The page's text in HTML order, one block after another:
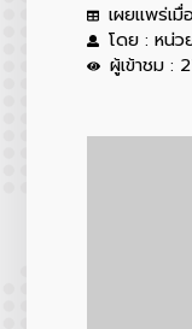
เผยแพร่เ
โดย : หน่ว
ผู้เข้าชม :